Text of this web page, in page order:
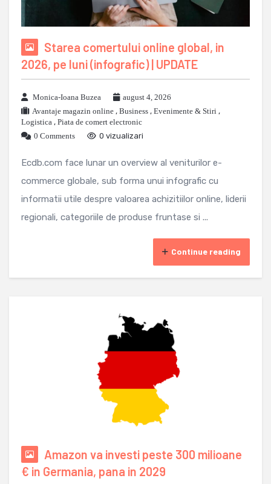
Starea comertului online global, in
2026, pe luni (infografic) | UPDATE
Monica-Ioana Buzea
august 4, 2026
Avantaje magazin online , Business , Evenimente & Stiri ,
Logistica , Piata de comert electronic
0 Comments
0 vizualizari
Ecdb.com face lunar un overview al veniturilor e-
commerce globale, sub forma unui infografic cu
informatii utile despre valoarea achizitiilor online, liderii
regionali, categoriile de produse fruntase si ...
Continue reading
Amazon va investi peste 300 milioane
€ in Germania, pana in 2029